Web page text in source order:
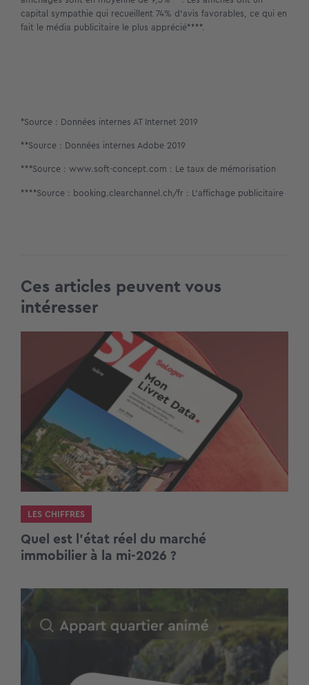
capital sympathie qui recueillent 74% d’avis favorables, ce qui en
fait le média publicitaire le plus apprécié****.
*Source : Données internes AT Internet 2019
**Source : Données internes Adobe 2019
***Source : www.soft-concept.com : Le taux de mémorisation
****Source : booking.clearchannel.ch/fr : L’affichage publicitaire
Ces articles peuvent vous
intéresser
LES CHIFFRES
Quel est l’état réel du marché
immobilier à la mi-2026 ?